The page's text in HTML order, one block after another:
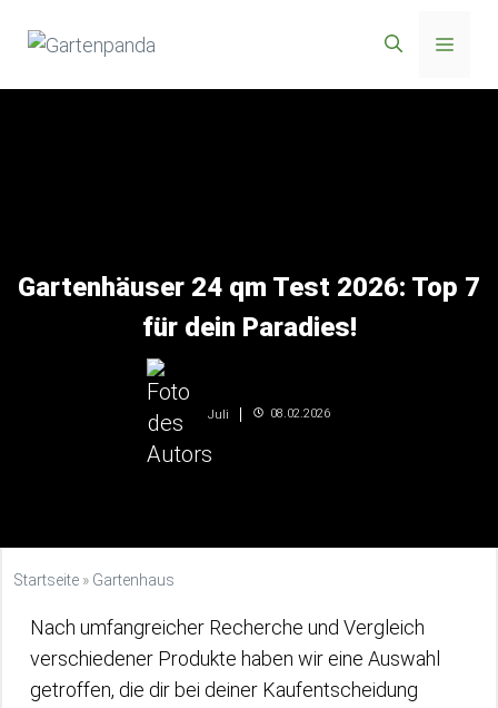
Inhalt
Menü
Gartenhäuser 24 qm Test 2026: Top 7
für dein Paradies!
Juli 08.02.2026
Startseite » Gartenhaus
Nach umfangreicher Recherche und Vergleich
verschiedener Produkte haben wir eine Auswahl
getroffen, die dir bei deiner Kaufentscheidung